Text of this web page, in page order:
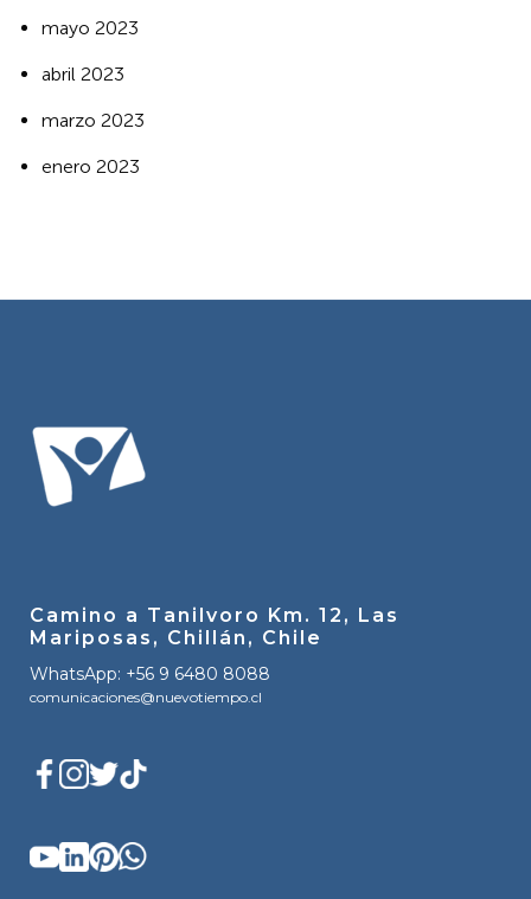
mayo 2023
abril 2023
marzo 2023
enero 2023
Camino a Tanilvoro Km. 12, Las
Mariposas, Chillán, Chile
WhatsApp: +56 9 6480 8088
comunicaciones@nuevotiempo.cl